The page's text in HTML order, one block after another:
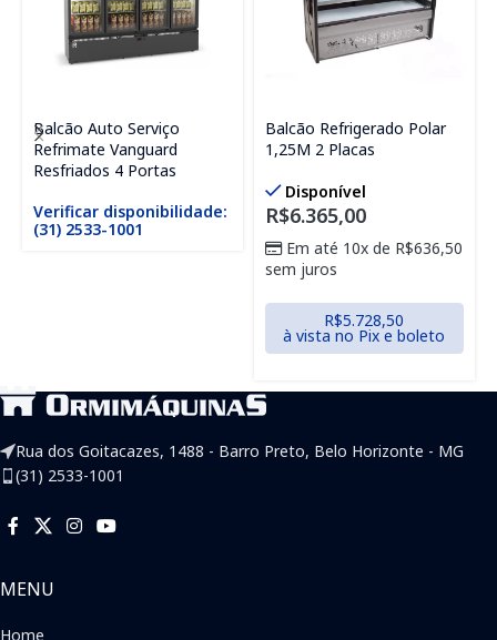
Balcão Auto Serviço
Refrimate Vanguard
Resfriados 4 Portas
Verificar disponibilidade:
(31) 2533-1001
Balcão Refrigerado Polar
1,25M 2 Placas
Disponível
R$6.365,00
Em até 10x de R$636,50
sem juros
R$5.728,50
à vista no Pix e boleto
Rua dos Goitacazes, 1488 - Barro Preto, Belo Horizonte - MG
(31) 2533-1001
MENU
Home